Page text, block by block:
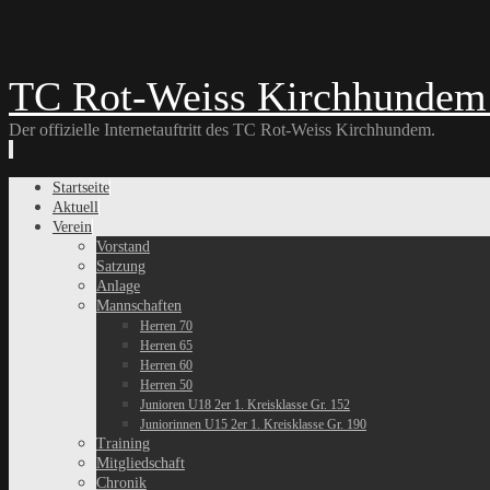
TC Rot-Weiss
Der offizielle Internetauftritt des TC Rot-Weiss Kirchhundem.
Skip
content
Startseite
Aktuell
Verein
Vorstand
Satzung
Anlage
Mannschaften
Herren 70
Herren 65
Herren 60
Herren 50
Junioren U18 2er 1. Kreisklasse Gr. 152
Juniorinnen U15 2er 1. Kreisklasse Gr. 190
Training
Mitgliedschaft
Chronik